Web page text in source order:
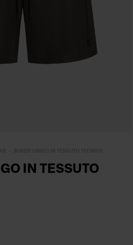
IN TESSUTO